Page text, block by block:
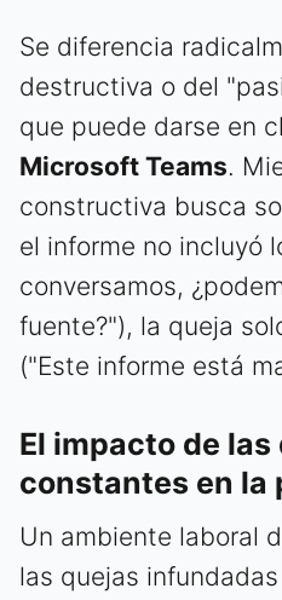
Se diferencia
destructiva o del
que puede darse en
Microsoft Teams.
constructiva busca
el informe no incluyó
conversamos,
fuente?"), la queja
("Este informe está
El impacto de las
constantes en la
Un ambiente laboral
las quejas